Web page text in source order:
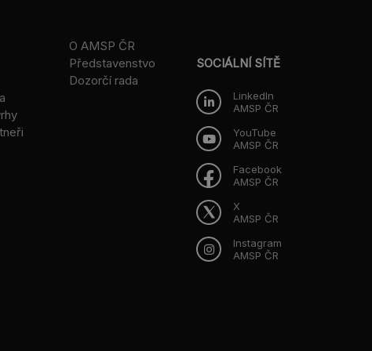
O AMSP ČR
Představenstvo
Dozorčí rada
SOCIÁLNÍ SÍTĚ
LinkedIn
AMSP ČR
YouTube
AMSP ČR
Facebook
AMSP ČR
X
AMSP ČR
Instagram
AMSP ČR